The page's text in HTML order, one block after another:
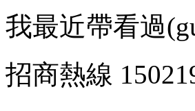
我最近帶看過
招商熱線